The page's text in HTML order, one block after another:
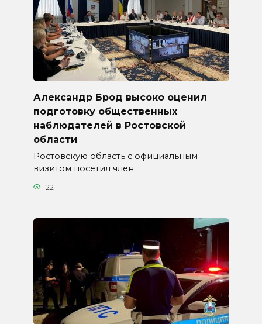
Александр Брод высоко оценил
подготовку общественных
наблюдателей в Ростовской
области
Ростовскую область с официальным
визитом посетил член
22